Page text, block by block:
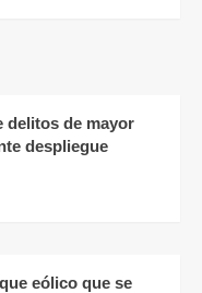
delitos de mayor
despliegue
eólico que se